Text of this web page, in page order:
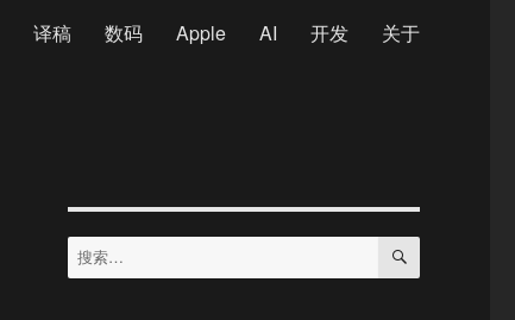
译稿 数码 Apple AI 开发 关于
搜
索：
搜